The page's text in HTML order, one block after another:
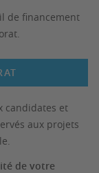
de financement
candidates et
aux projets
de votre